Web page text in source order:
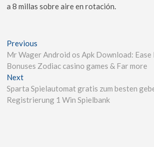
a 8 millas sobre aire en rotación.
Previous
Mr Wager Android os Apk Download: Ease
Bonuses Zodiac casino games & Far more
Next
Sparta Spielautomat gratis zum besten
Registrierung 1 Win Spielbank